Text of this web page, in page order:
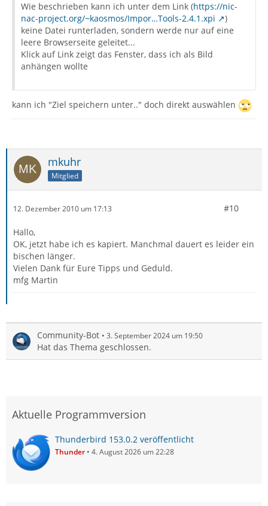
Wie beschrieben kann ich unter dem Link (https://nic-
nac-project.org/~kaosmos/Impor…Tools-2.4.1.xpi
)
keine Datei runterladen, sondern werde nur auf eine
leere Browserseite geleitet...
Klick auf Link zeigt das Fenster, dass ich als Bild
anhängen wollte
kann ich "Ziel speichern unter.." doch direkt auswählen
mkuhr
Mitglied
12. Dezember 2010 um 17:13 #10
Hallo,
OK, jetzt habe ich es kapiert. Manchmal dauert es leider ein
bischen länger.
Vielen Dank für Eure Tipps und Geduld.
mfg Martin
Community-Bot 3. September 2024 um 19:50
Hat das Thema geschlossen.
Aktuelle Programmversion
Thunderbird 153.0.2 veröffentlicht
Thunder 4. August 2026 um 22:28